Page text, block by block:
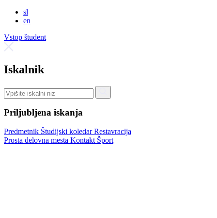
sl
en
Vstop študent
Iskalnik
Priljubljena iskanja
Predmetnik Študijski koledarRestavracija
Prosta delovna mesta Kontakt Šport